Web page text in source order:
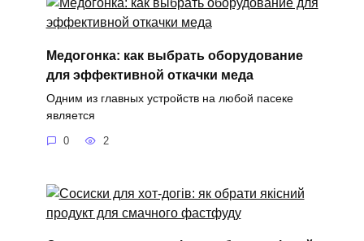
Медогонка: как выбрать оборудование
для эффективной откачки меда
Одним из главных устройств на любой пасеке
является
0 2